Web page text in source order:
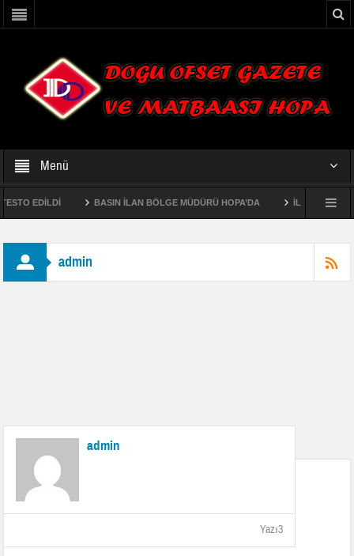
Menü
EDİLDİ BASIN İLAN BÖLGE MÜDÜRÜ HOPA’DA İL MÜDÜRÜ
admin
admin
Yazı3